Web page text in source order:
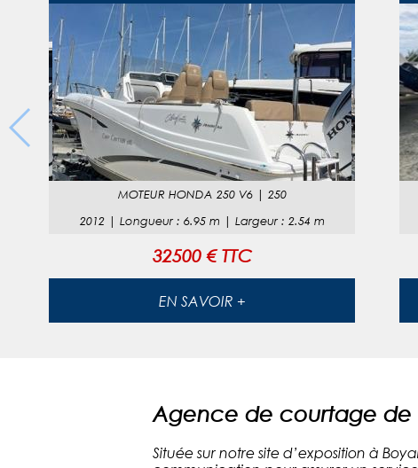
MOTEUR HONDA 250 V6| 250
2012| Longueur: 6.95m | Largeur: 2.54 m
32500 € TTC
EN SAVOIR +
Agence de courtage de
Située sur notre site d’exposition à